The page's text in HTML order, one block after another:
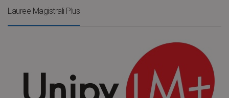
Lauree Magistrali Plus